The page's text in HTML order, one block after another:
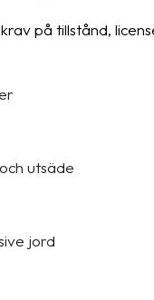
på tillstånd,
utsäde
jord